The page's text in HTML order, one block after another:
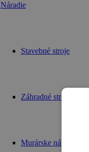
Náradie
Stavebné stroje
Záhradné stroje
Murárske náradie